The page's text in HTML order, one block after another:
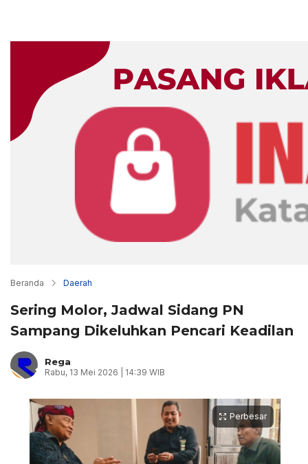
Beranda Daerah
Sering Molor, Jadwal Sidang PN
Sampang Dikeluhkan Pencari Keadilan
Rega
Rabu, 13 Mei 2026 | 14:39 WIB
Perbesar